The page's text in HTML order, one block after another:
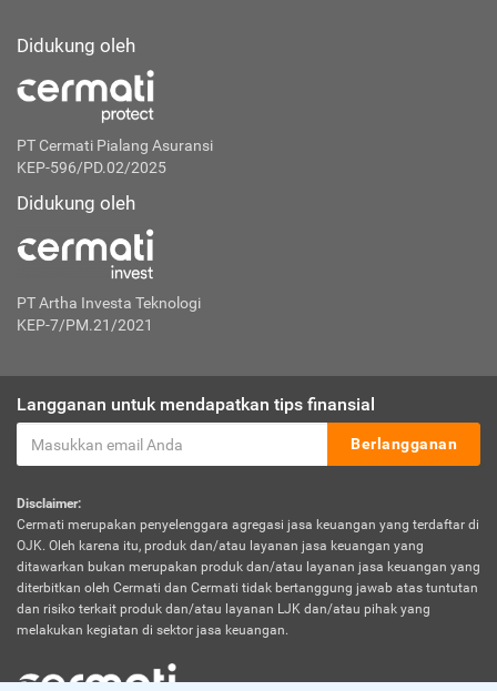
Didukung oleh
PT Cermati Pialang Asuransi
KEP-596/PD.02/2025
Didukung oleh
PT Artha Investa Teknologi
KEP-7/PM.21/2021
Langganan untuk mendapatkan tips finansial
Berlangganan
Disclaimer:
Cermati merupakan penyelenggara agregasi jasa keuangan yang terdaftar di
OJK. Oleh karena itu, produk dan/atau layanan jasa keuangan yang
ditawarkan bukan merupakan produk dan/atau layanan jasa keuangan yang
diterbitkan oleh Cermati dan Cermati tidak bertanggung jawab atas tuntutan
dan risiko terkait produk dan/atau layanan LJK dan/atau pihak yang
melakukan kegiatan di sektor jasa keuangan.